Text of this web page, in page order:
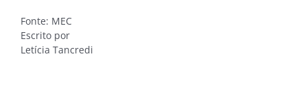
Fonte: MEC
Escrito por
Letícia Tancredi